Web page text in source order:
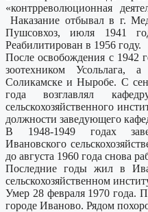
«контрреволюционная
Наказание отбывал в г.
Пушсовхоз, июля 1941
Реабилитирован в 1956 году.
После освобождения с 1942
зоотехником
Соликамске и Ныробе. С
года возглавлял
сельскохозяйственного
должности заведующего
В 1948-1949 годах
Ивановского
до августа 1960 года снова
Последние годы жил в
сельскохозяйственном
Умер 28 февраля 1970 года.
городе Иваново. Рядом